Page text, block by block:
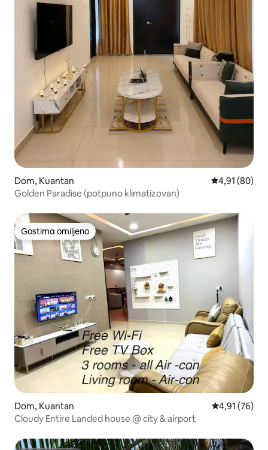
Dom, Kuantan Prosečna
4,91 (80)
Golden Paradise (potpuno klimatizovan)
Gostima omiljeno
Gostima omiljeno
Dom, Kuantan Prosečna
4,91 (76)
Cloudy Entire Landed house @ city & airport